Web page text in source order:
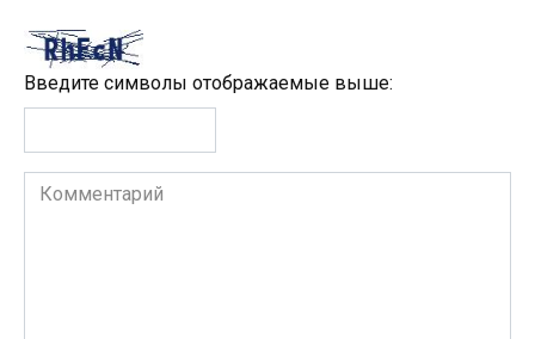
Введите символы отображаемые выше:
Комментарий